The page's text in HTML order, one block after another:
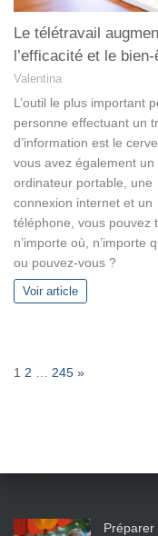
Le télétravail
l’efficacité et le
Valentina
L’outil le plus important
personne effectuant un
d’information est le
vous avez également un
ordinateur portable, une
connexion internet et un
téléphone, vous pouvez
n’importe où, n’importe
ou pouvez-vous ?
Voir article
P1 2 245 N
»
Préparer